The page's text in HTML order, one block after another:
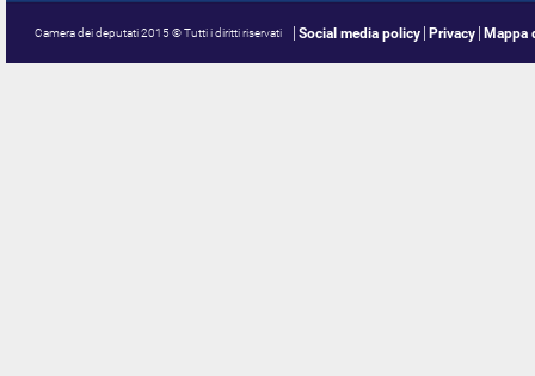
Camera dei deputati 2015 © Tutti i diritti riservati Social media policy Privacy Mappa